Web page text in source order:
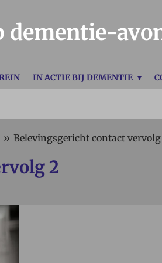
dementie-
IN ACTIE BIJ DEMENTIE
» Belevingsgericht contact vervolg
2